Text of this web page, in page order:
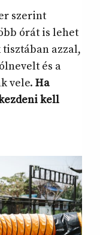
szerint
órát is lehet
azzal,
és a
vele. Ha
kell